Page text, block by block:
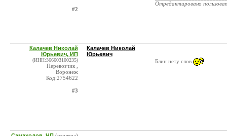
#2
Отредактировано
Калачев Николай
Юрьевич, ИП
(ИНН:366603100235)
Перевозчик ,
Воронеж
Код:2754622
#3
Калачев Николай
Юрьевич
Блин нету слов